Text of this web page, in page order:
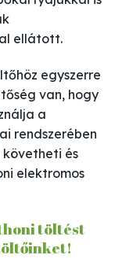
ellátott.
egyszerre
van, hogy
a
rendszerében
és
elektromos
töltést